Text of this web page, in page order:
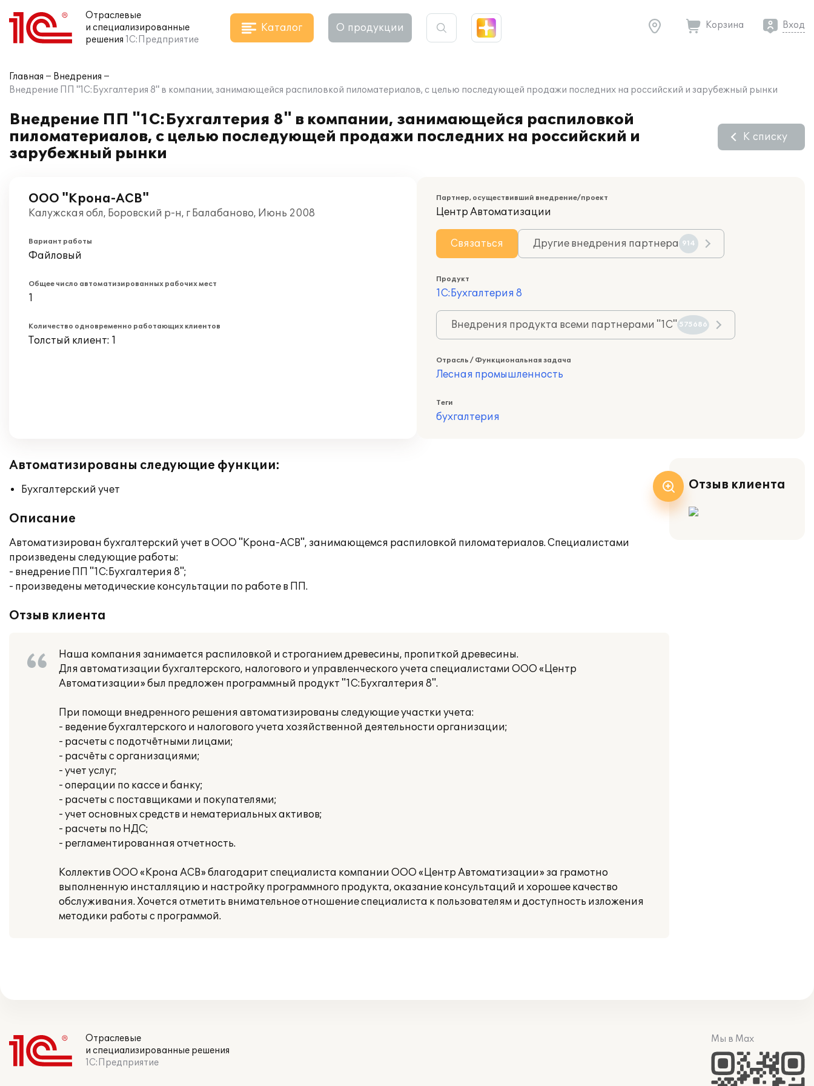
Отраслевые
и специализированные
решения 1С:Предприятие
Каталог О продукции Корзина Вход
Главная
Внедрения
Внедрение ПП "1С:Бухгалтерия 8" в компании, занимающейся распиловкой пиломатериалов, с целью последующей продажи последних на российский и зарубежный рынки
Внедрение ПП "1С:Бухгалтерия 8" в компании, занимающейся распиловкой
пиломатериалов, с целью последующей продажи последних на российский и
зарубежный рынки
К списку
ООО "Крона-АСВ"
Калужская обл, Боровский р-н, г Балабаново, Июнь 2008
Вариант работы
Файловый
Общее число автоматизированных рабочих мест
1
Количество одновременно работающих клиентов
Толстый клиент: 1
Партнер, осуществивший внедрение/проект
Центр Автоматизации
Связаться Другие внедрения партнера 914
Продукт
1С:Бухгалтерия 8
Внедрения продукта всеми партнерами "1С" 575686
Отрасль / Функциональная задача
Лесная промышленность
Теги
бухгалтерия
Автоматизированы следующие функции:
Бухгалтерский учет
Описание
Автоматизирован бухгалтерский учет в ООО "Крона-АСВ", занимающемся распиловкой пиломатериалов. Специалистами
произведены следующие работы:
- внедрение ПП "1С:Бухгалтерия 8";
- произведены методические консультации по работе в ПП.
Отзыв клиента
Наша компания занимается распиловкой и строганием древесины, пропиткой древесины.
Для автоматизации бухгалтерского, налогового и управленческого учета специалистами ООО «Центр
Автоматизации» был предложен программный продукт "1С:Бухгалтерия 8".
При помощи внедренного решения автоматизированы следующие участки учета:
- ведение бухгалтерского и налогового учета хозяйственной деятельности организации;
- расчеты с подотчётными лицами;
- расчёты с организациями;
- учет услуг;
- операции по кассе и банку;
- расчеты с поставщиками и покупателями;
- учет основных средств и нематериальных активов;
- расчеты по НДС;
- регламентированная отчетность.
Коллектив ООО «Крона АСВ» благодарит специалиста компании ООО «Центр Автоматизации» за грамотно
выполненную инсталляцию и настройку программного продукта, оказание консультаций и хорошее качество
обслуживания. Хочется отметить внимательное отношение специалиста к пользователям и доступность изложения
методики работы с программой.
Отзыв клиента
Отраслевые
и специализированные решения
1С:Предприятие
Мы в Max